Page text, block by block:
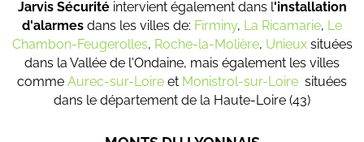
Jarvis Sécurité intervient également dans l'installation
d'alarmes dans les villes de: Firminy, La Ricamarie, Le
Chambon-Feugerolles, Roche-la-Molière, Unieuxsituées
dans la Vallée de l'Ondaine, mais également les villes
comme Aurec-sur-Loire et Monistrol-sur-Loire situées
dans le département de la Haute-Loire (43)